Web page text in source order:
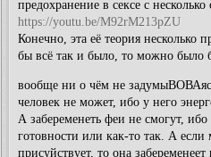
предохранение в сексе с
https://youtu.be/M92rM213pZU
Конечно, эта её теория несколько
бы всё так и было, то можно было
вообще ни о чём не
человек не может, ибо у него
А забеременеть феи не смогут,
готовности или как-то так. А если
присуйствует, то она